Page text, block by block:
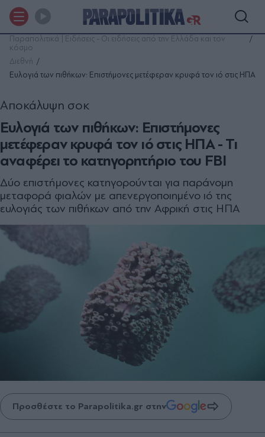
Παραπολιτικά | Ειδήσεις - Οι ειδήσεις από την Ελλάδα και τον
κόσμο
Διεθνή
Ευλογιά των πιθήκων: Επιστήμονες μετέφεραν κρυφά τον ιό στις ΗΠΑ
Ευλογιά των πιθήκων: Επιστήμονες
μετέφεραν κρυφά τον ιό στις ΗΠΑ - Τι
αναφέρει το κατηγορητήριο του FBI
Αποκάλυψη σοκ
Δύο επιστήμονες κατηγορούνται για παράνομη
μεταφορά φιαλών με απενεργοποιημένο ιό της
ευλογιάς των πιθήκων από την Αφρική στις ΗΠΑ
Προσθέστε το Parapolitika.gr στην